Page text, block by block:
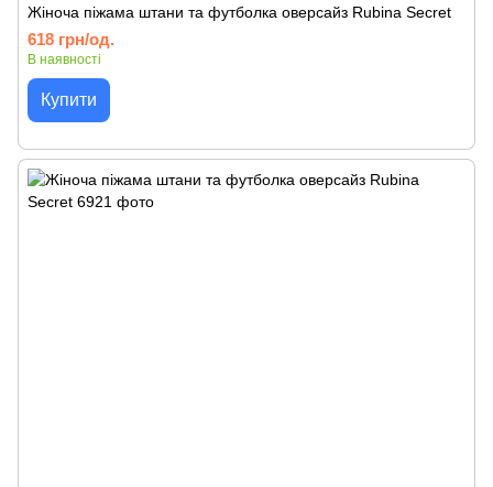
Жіноча піжама штани та футболка оверсайз Rubina Secret
618 грн/од.
В наявності
Купити